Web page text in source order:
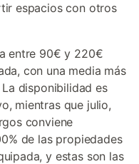
espacios con otros
entre 90€ y 220€
con una media más
disponibilidad es
mientras que julio,
conviene
de las propiedades
y estas son las